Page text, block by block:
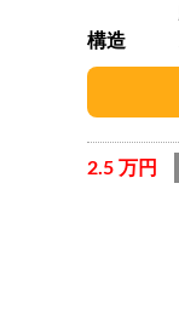
構造
2.5 万円